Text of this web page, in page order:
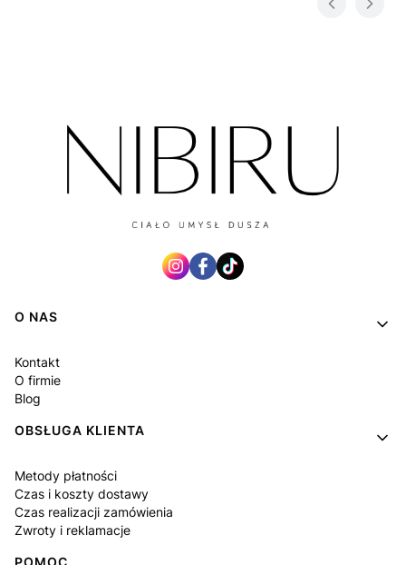
Linki w stopce
O NAS
Kontakt
O firmie
Blog
OBSŁUGA KLIENTA
Metody płatności
Czas i koszty dostawy
Czas realizacji zamówienia
Zwroty i reklamacje